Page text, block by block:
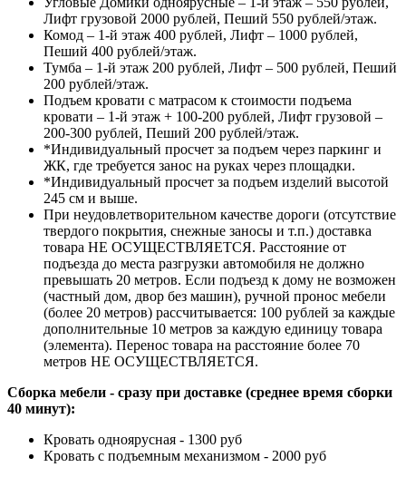
Лифт грузовой 2000 рублей, Пеший 550 рублей/этаж.
Комод – 1-й этаж 400 рублей, Лифт – 1000 рублей,
Пеший 400 рублей/этаж.
Тумба – 1-й этаж 200 рублей, Лифт – 500 рублей, Пеший
200 рублей/этаж.
Подъем кровати с матрасом к стоимости подъема
кровати – 1-й этаж + 100-200 рублей, Лифт грузовой –
200-300 рублей, Пеший 200 рублей/этаж.
*Индивидуальный просчет за подъем через паркинг и
ЖК, где требуется занос на руках через площадки.
*Индивидуальный просчет за подъем изделий высотой
245 см и выше.
При неудовлетворительном качестве дороги (отсутствие
твердого покрытия, снежные заносы и т.п.) доставка
товара НЕ ОСУЩЕСТВЛЯЕТСЯ. Расстояние от
подъезда до места разгрузки автомобиля не должно
превышать 20 метров. Если подъезд к дому не возможен
(частный дом, двор без машин), ручной пронос мебели
(более 20 метров) рассчитывается: 100 рублей за каждые
дополнительные 10 метров за каждую единицу товара
(элемента). Перенос товара на расстояние более 70
метров НЕ ОСУЩЕСТВЛЯЕТСЯ.
Сборка мебели - сразу при доставке (среднее время сборки
40 минут):
Кровать одноярусная - 1300 руб
Кровать с подъемным механизмом - 2000 руб